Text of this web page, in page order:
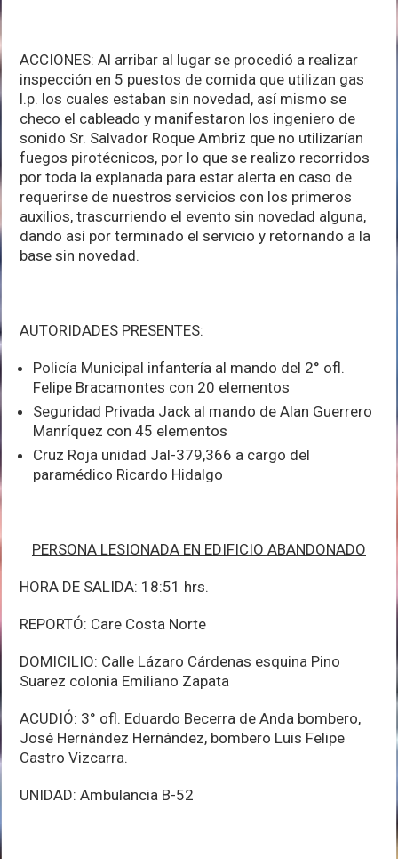
ACCIONES: Al arribar al lugar se procedió a realizar
inspección en 5 puestos de comida que utilizan gas
l.p. los cuales estaban sin novedad, así mismo se
checo el cableado y manifestaron los ingeniero de
sonido Sr. Salvador Roque Ambriz que no utilizarían
fuegos pirotécnicos, por lo que se realizo recorridos
por toda la explanada para estar alerta en caso de
requerirse de nuestros servicios con los primeros
auxilios, trascurriendo el evento sin novedad alguna,
dando así por terminado el servicio y retornando a la
base sin novedad.
AUTORIDADES PRESENTES:
Policía Municipal infantería al mando del 2° ofl.
Felipe Bracamontes con 20 elementos
Seguridad Privada Jack al mando de Alan Guerrero
Manríquez con 45 elementos
Cruz Roja unidad Jal-379,366 a cargo del
paramédico Ricardo Hidalgo
PERSONA LESIONADA EN EDIFICIO ABANDONADO
HORA DE SALIDA: 18:51 hrs.
REPORTÓ: Care Costa Norte
DOMICILIO: Calle Lázaro Cárdenas esquina Pino
Suarez colonia Emiliano Zapata
ACUDIÓ: 3° ofl. Eduardo Becerra de Anda bombero,
José Hernández Hernández, bombero Luis Felipe
Castro Vizcarra.
UNIDAD: Ambulancia B-52